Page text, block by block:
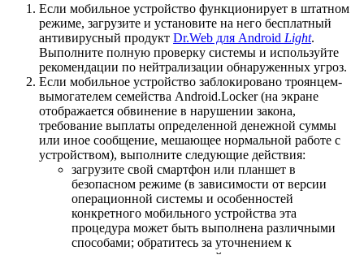
Если мобильное устройство функционирует в штатном
режиме, загрузите и установите на него бесплатный
антивирусный продукт Dr.Web для Android Light.
Выполните полную проверку системы и используйте
рекомендации по нейтрализации обнаруженных угроз.
Если мобильное устройство заблокировано троянцем-
вымогателем семейства Android.Locker (на экране
отображается обвинение в нарушении закона,
требование выплаты определенной денежной суммы
или иное сообщение, мешающее нормальной работе с
устройством), выполните следующие действия:
загрузите свой смартфон или планшет в
безопасном режиме (в зависимости от версии
операционной системы и особенностей
конкретного мобильного устройства эта
процедура может быть выполнена различными
способами; обратитесь за уточнением к